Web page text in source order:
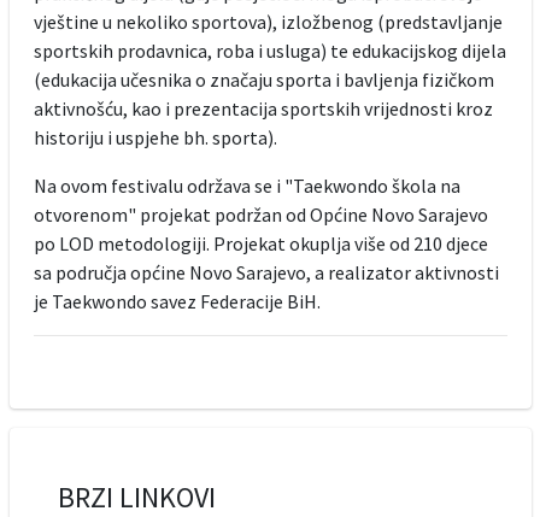
vještine u nekoliko sportova), izložbenog (predstavljanje
sportskih prodavnica, roba i usluga) te edukacijskog dijela
(edukacija učesnika o značaju sporta i bavljenja fizičkom
aktivnošću, kao i prezentacija sportskih vrijednosti kroz
historiju i uspjehe bh. sporta).
Na ovom festivalu održava se i "Taekwondo škola na
otvorenom" projekat podržan od Općine Novo Sarajevo
po LOD metodologiji. Projekat okuplja više od 210 djece
sa područja općine Novo Sarajevo, a realizator aktivnosti
je Taekwondo savez Federacije BiH.
BRZI LINKOVI